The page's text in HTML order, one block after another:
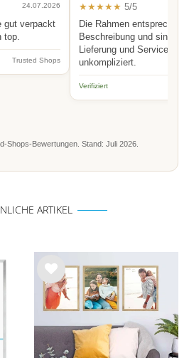
24.07.2026
gut verpackt
top.
Trusted Shops
★★★★★ 5/5
Die Rahmen entsprechen
Beschreibung und sind
Lieferung und Service
unkompliziert.
Verifiziert
Shops-Bewertungen. Stand: Juli 2026.
ARTIKEL
Wu
nsc
hlist